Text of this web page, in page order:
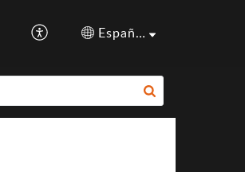
Español (España)